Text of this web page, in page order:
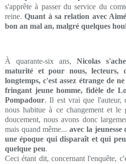
s'apprête à passer du service du
reine.Quant à sa relation avec
bon an mal an, malgré quelques
À quarante-six ans, Nicolas
maturité et pour nous, lecteurs,
longtemps, c'est assez étrange de
fringant jeune homme, fidèle de
Pompadour. Il est vrai que l'auteur,
nous habitue à ce changement et le
doucement, nous avons donc
mais quand même...avec la jeunesse
une époque qui disparaît et qui
quelque peu.
Ceci étant dit, concernant l'enquête,